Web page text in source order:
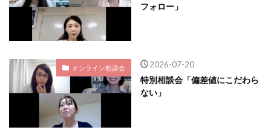
フォロー」
オンライン相談会 2026-07-20
特別相談会「偏差値にこだわら
ない」